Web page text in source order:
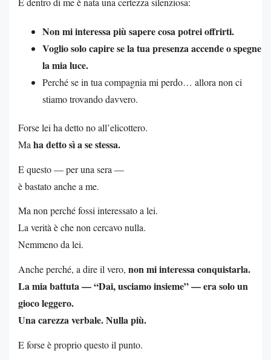
Non mi interessa più sapere cosa potrei offrirti.
Voglio solo capire se la tua presenza accende o spegne
la mia luce.
Perché se in tua compagnia mi perdo… allora non ci
stiamo trovando davvero.
Forse lei ha detto no all’elicottero.
Ma ha detto sì a se stessa.
E questo — per una sera —
è bastato anche a me.
Ma non perché fossi interessato a lei.
La verità è che non cercavo nulla.
Nemmeno da lei.
Anche perché, a dire il vero, non mi interessa conquistarla.
La mia battuta — “Dai, usciamo insieme” — era solo un
gioco leggero.
Una carezza verbale. Nulla più.
E forse è proprio questo il punto.